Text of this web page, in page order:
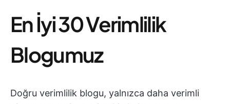
En İyi 30 Verimlilik
Blogumuz
Doğru verimlilik blogu, yalnızca daha verimli